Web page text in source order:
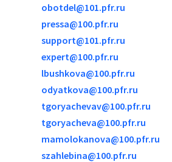
obotdel@101.pfr.ru
pressa@100.pfr.ru
support@101.pfr.ru
expert@100.pfr.ru
lbushkova@100.pfr.ru
odyatkova@100.pfr.ru
tgoryachevav@100.pfr.ru
tgoryacheva@100.pfr.ru
mamolokanova@100.pfr.ru
szahlebina@100.pfr.ru